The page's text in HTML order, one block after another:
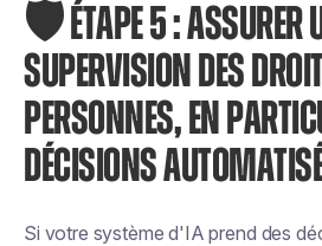
🛡 ÉTAPE 5 : ASSURER
SUPERVISION DES
PERSONNES, EN
DÉCISIONS
Si votre système d'IA prend des